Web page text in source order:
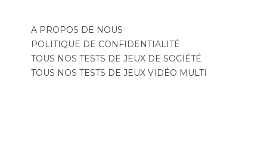
A PROPOS DE NOUS
POLITIQUE DE CONFIDENTIALITÉ
TOUS NOS TESTS DE JEUX DE SOCIÉTÉ
TOUS NOS TESTS DE JEUX VIDÉO MULTI